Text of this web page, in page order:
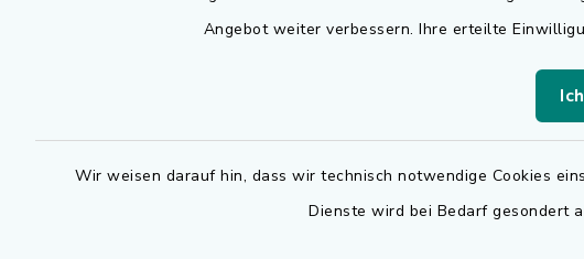
Angebot weiter verbessern. Ihre erteilte
Wir weisen darauf hin, dass wir technisch notwendige Cookies
Dienste wird bei Bedarf gesondert
gemeinde@adelsdorf.de
07.30 - 12.00 Uhr
Dienstag zusätzlich:
Technischer